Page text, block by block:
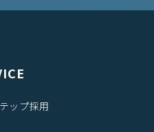
ップ採用